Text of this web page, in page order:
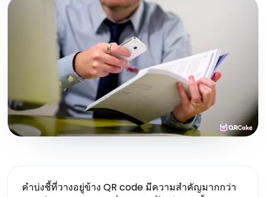
คำบ่งชี้ที่วางอยู่ข้าง QR code มีความสำคัญมากกว่า